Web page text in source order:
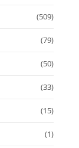
(509)
(79)
(50)
(33)
(15)
(1)